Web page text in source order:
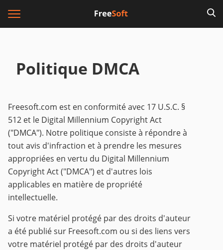
Politique DMCA
Freesoft.com est en conformité avec 17 U.S.C. §
512 et le Digital Millennium Copyright Act
("DMCA"). Notre politique consiste à répondre à
tout avis d'infraction et à prendre les mesures
appropriées en vertu du Digital Millennium
Copyright Act ("DMCA") et d'autres lois
applicables en matière de propriété
intellectuelle.
Si votre matériel protégé par des droits d'auteur
a été publié sur Freesoft.com ou si des liens vers
votre matériel protégé par des droits d'auteur